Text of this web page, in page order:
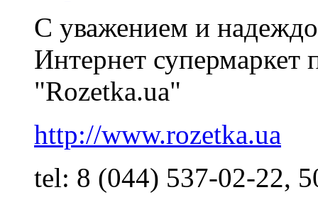
С уважением и
Интернет супермаркет
"Rozetka.ua"
http://www.rozetka.ua
tel: 8 (044) 537-02-22,